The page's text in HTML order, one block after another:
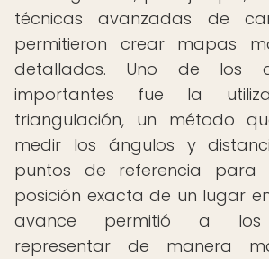
técnicas avanzadas de
permitieron crear mapas
detallados. Uno de los
importantes fue la
triangulación, un método
medir los ángulos y
puntos de referencia para
posición exacta de un lugar
avance permitió a los
representar de manera